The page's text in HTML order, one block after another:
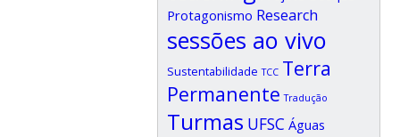
Protagonismo Research
sessões ao vivo
Sustentabilidade TCC Terra
Permanente Tradução
Turmas UFSC Águas